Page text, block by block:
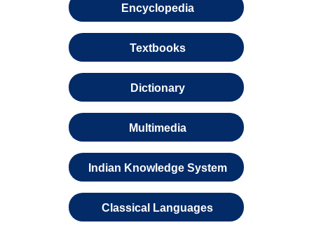
Encyclopedia
Textbooks
Dictionary
Multimedia
Indian Knowledge System
Classical Languages